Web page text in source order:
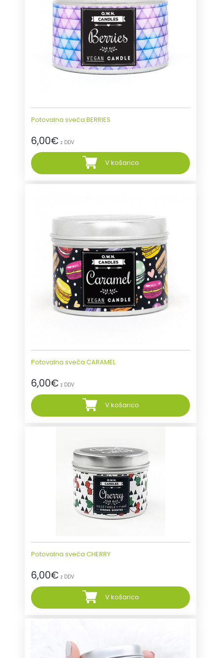
Potovalna sveča BERRIES
6,00€ z DDV
V košarico
Potovalna sveča CARAMEL
6,00€ z DDV
V košarico
Potovalna sveča CHERRY
6,00€ z DDV
V košarico